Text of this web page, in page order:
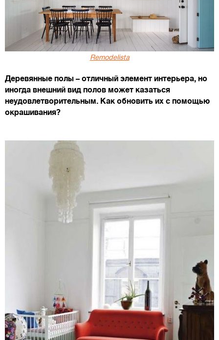
Remodelista
Деревянные полы – отличный элемент интерьера, но
иногда внешний вид полов может казаться
неудовлетворительным. Как обновить их с помощью
окрашивания?